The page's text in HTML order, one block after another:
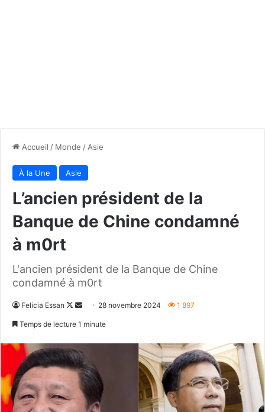
Accueil / Monde / Asie
À la Une Asie
L’ancien président de la
Banque de Chine condamné
à m0rt
L'ancien président de la Banque de Chine
condamné à m0rt
Felicia Essan
Follow
Envoyer28 novembre 2024 1 897
Temps de lecture 1 minute